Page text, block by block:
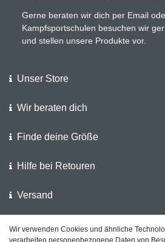
Gerne beraten wir dich per Email
Kampfsportschulen besuchen wir
und stellen unsere Produkte vor.
Unser Store
Wir beraten dich
Finde deine Größe
Hilfe bei Retouren
Versand
Wir unterstützen die Polizei
Wir verwenden Cookies und ähnliche
verarbeiten personenbezogene Daten von